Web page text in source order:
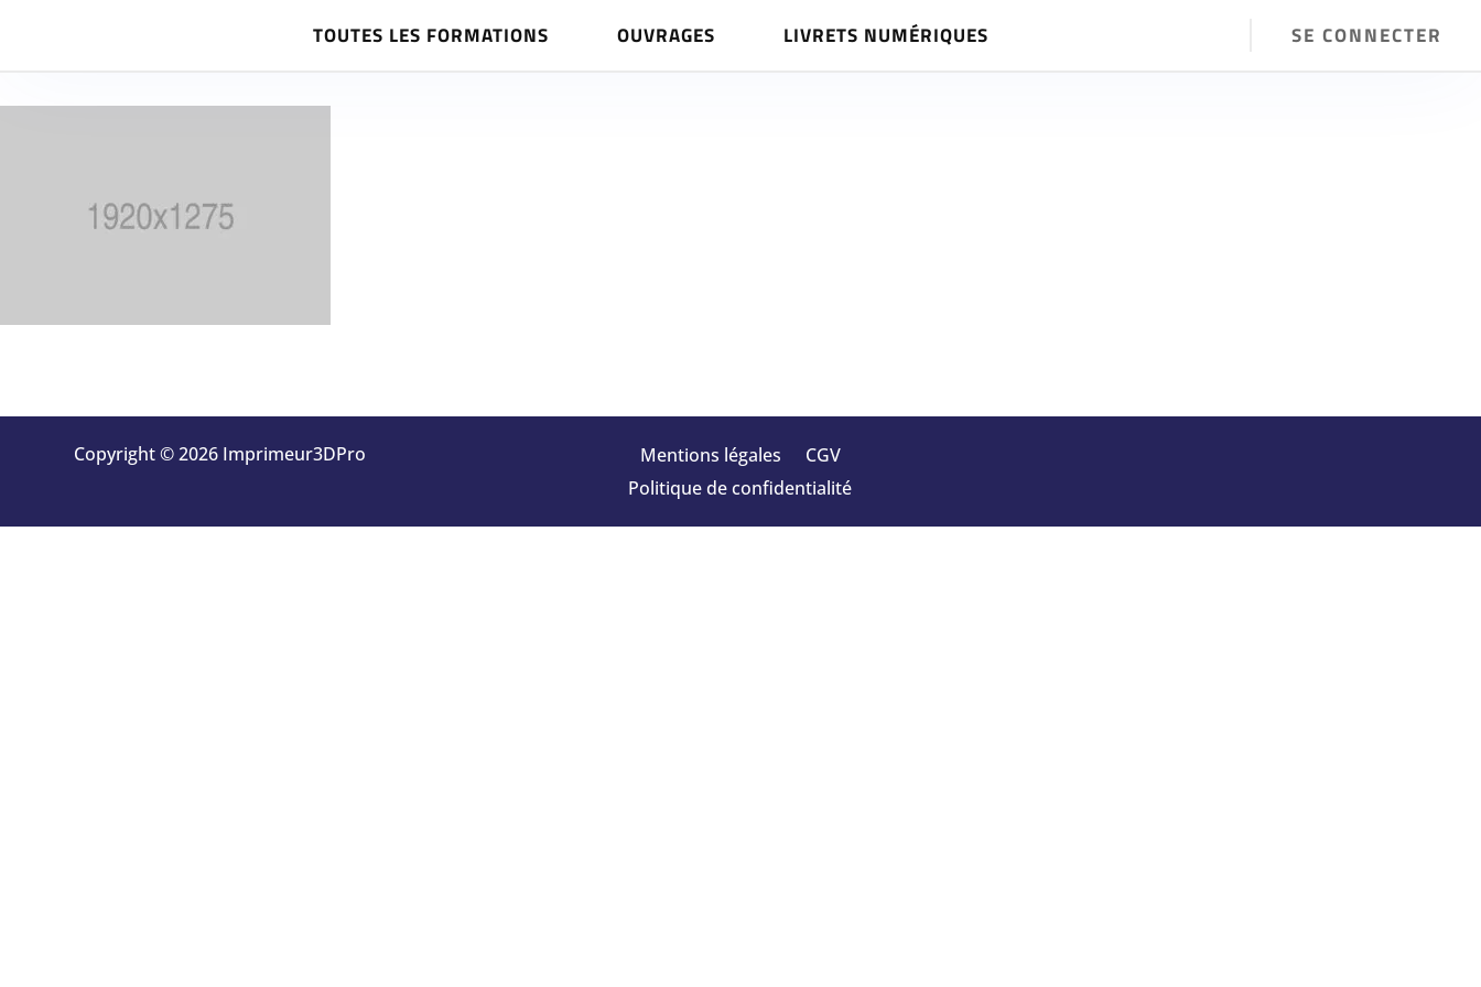
TOUTES LES FORMATIONS OUVRAGES LIVRETS NUMÉRIQUES SE CONNECTER
Copyright © 2026 Imprimeur3DPro Mentions légales
CGV
Politique de confidentialité